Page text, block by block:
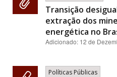
Transição
extração dos
energética no
Adicionado: 12 de
Políticas Públicas